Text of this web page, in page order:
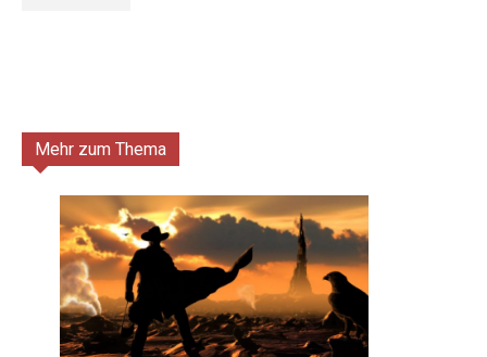
Mehr zum Thema